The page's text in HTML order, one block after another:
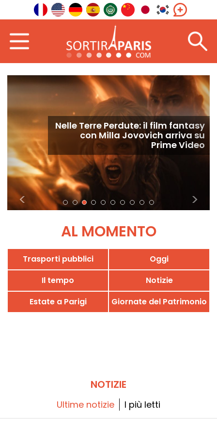
Nelle Terre Perdute: il film fantasy
con Milla Jovovich arriva su
Prime Video
<
>
AL MOMENTO
Trasporti pubblici
Oggi
Il tempo
Notizie
Estate a Parigi
Giornate del Patrimonio
NOTIZIE
Ultime notizie I più letti